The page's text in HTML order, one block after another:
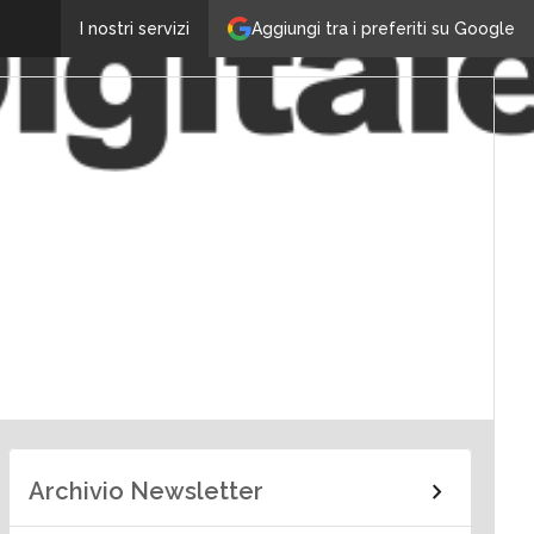
Aggiungi tra i preferiti su Google
I nostri servizi
Archivio Newsletter